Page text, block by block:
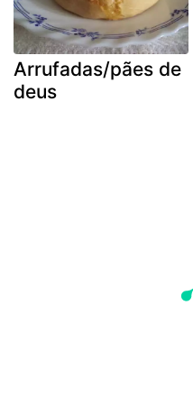
Arrufadas/pães de
deus